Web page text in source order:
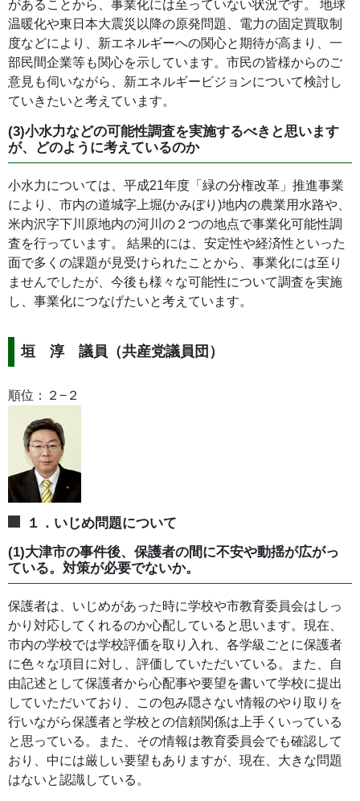
があることから、事業化には至っていない状況です。 地球
温暖化や東日本大震災以降の原発問題、電力の固定買取制
度などにより、新エネルギーへの関心と期待が高まり、一
部民間企業等も関心を示しています。市民の皆様からのご
意見も伺いながら、新エネルギービジョンについて検討し
ていきたいと考えています。
(3)小水力などの可能性調査を実施するべきと思います
が、どのように考えているのか
小水力については、平成21年度「緑の分権改革」推進事業
により、市内の道城字上堀(かみぼり)地内の農業用水路や、
米内沢字下川原地内の河川の２つの地点で事業化可能性調
査を行っています。 結果的には、安定性や経済性といった
面で多くの課題が見受けられたことから、事業化には至り
ませんでしたが、今後も様々な可能性について調査を実施
し、事業化につなげたいと考えています。
垣 淳 議員（共産党議員団）
順位：２−２
１．いじめ問題について
(1)大津市の事件後、保護者の間に不安や動揺が広がっ
ている。対策が必要でないか。
保護者は、いじめがあった時に学校や市教育委員会はしっ
かり対応してくれるのか心配していると思います。現在、
市内の学校では学校評価を取り入れ、各学級ごとに保護者
に色々な項目に対し、評価していただいている。また、自
由記述として保護者から心配事や要望を書いて学校に提出
していただいており、この包み隠さない情報のやり取りを
行いながら保護者と学校との信頼関係は上手くいっている
と思っている。また、その情報は教育委員会でも確認して
おり、中には厳しい要望もありますが、現在、大きな問題
はないと認識している。